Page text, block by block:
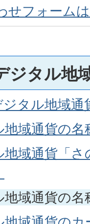
せフォーム
ジタル地
タル地域
地域通貨の
地域通貨「
地域通貨の